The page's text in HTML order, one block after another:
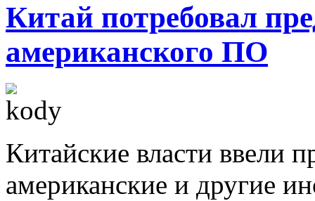
Китай потребовал
американского ПО
Китайские власти ввели
американские и другие